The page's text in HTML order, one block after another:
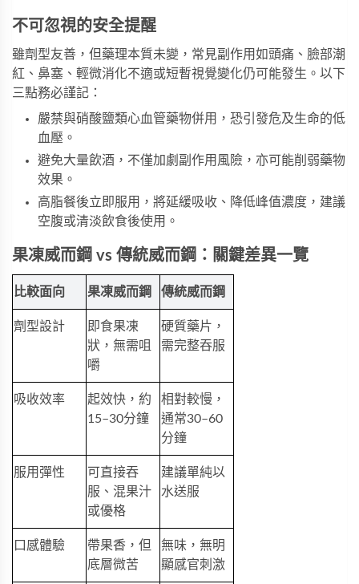
不可忽視的安全提醒
雖劑型友善，但藥理本質未變，常見副作用如頭痛、臉部潮
紅、鼻塞、輕微消化不適或短暫視覺變化仍可能發生。以下
三點務必謹記：
嚴禁與硝酸鹽類心血管藥物併用，恐引發危及生命的低
血壓。
避免大量飲酒，不僅加劇副作用風險，亦可能削弱藥物
效果。
高脂餐後立即服用，將延緩吸收、降低峰值濃度，建議
空腹或清淡飲食後使用。
果凍威而鋼 vs 傳統威而鋼：關鍵差異一覽
比較面向 果凍威而鋼 傳統威而鋼
劑型設計
即食果凍
狀，無需咀
嚼
硬質藥片，
需完整吞服
吸收效率
起效快，約
15–30分鐘
相對較慢，
通常30–60
分鐘
服用彈性
可直接吞
服、混果汁
或優格
建議單純以
水送服
口感體驗
帶果香，但
底層微苦
無味，無明
顯感官刺激